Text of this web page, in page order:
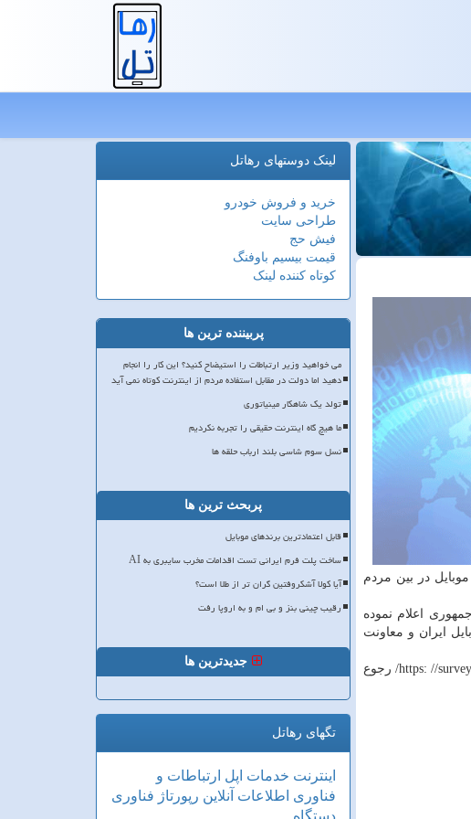
در بین مردم
اعلام نموده
ایران و معاونت
علاقه مندان برای ثبت نام در این رویداد فناورانه تا ۱۵ بهمن ماه سال جاری فرصت دارند به وب سایت https: //survey.porsline.ir/s/p5sQCx6/ رجوع
لینک دوستهای رهاتل
خرید و فروش خودرو
طراحی سایت
فیش حج
قیمت بیسیم باوفنگ
کوتاه کننده لینک
پربیننده ترین ها
می خواهید وزیر ارتباطات را استیضاح کنید؟ این کار را انجام
دهید اما دولت در مقابل استفاده مردم از اینترنت کوتاه نمی آید
تولد یک شاهکار مینیاتوری
ما هیچ گاه اینترنت حقیقی را تجربه نکردیم
نسل سوم شاسی بلند ارباب حلقه ها
پربحث ترین ها
قابل اعتمادترین برندهای موبایل
ساخت پلت فرم ایرانی تست اقدامات مخرب سایبری به AI
آیا کولا آشکروفتین گران تر از طلا است؟
رقیب چینی بنز و بی ام و به اروپا رفت
جدیدترین ها
تگهای رهاتل
اینترنت خدمات اپل ارتباطات و
فناوری اطلاعات آنلاین رپورتاژ فناوری
دستگاه